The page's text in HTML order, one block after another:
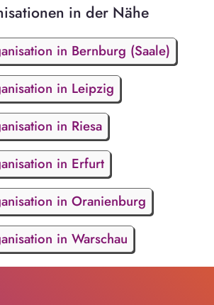
in der Nähe
in Bernburg (Saale)
in Leipzig
in Riesa
in Erfurt
in Oranienburg
in Warschau